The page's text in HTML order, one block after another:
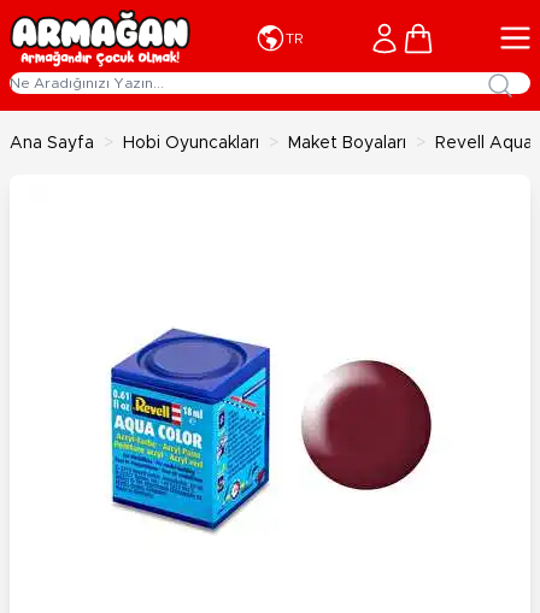
İçeriğe geç
TR Cart
Ana Sayfa > Hobi Oyuncakları > Maket Boyaları > Revell Aqua